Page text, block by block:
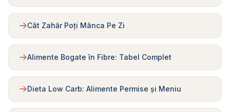
Cât Zahăr Poți Mânca Pe Zi
Alimente Bogate în Fibre: Tabel Complet
Dieta Low Carb: Alimente Permise și Meniu